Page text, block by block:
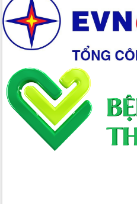
Trương Công Thái kiểm tra thực địa
Dự án cao tốc Khánh Hòa - Buôn Ma
Thuột
Định vị cà phê Việt Nam như một “di
sản sống” trong dòng chảy toàn cầu
Xây dựng nông thôn mới: Nâng cao đời
sống người dân từ những mô hình thiết
thực
Quyết liệt tháo gỡ vướng mắc, đẩy
nhanh tiến độ các dự án trọng điểm
trong Khu kinh tế Nam Phú Yên
Hòn Yến phát triển du lịch gắn với bảo